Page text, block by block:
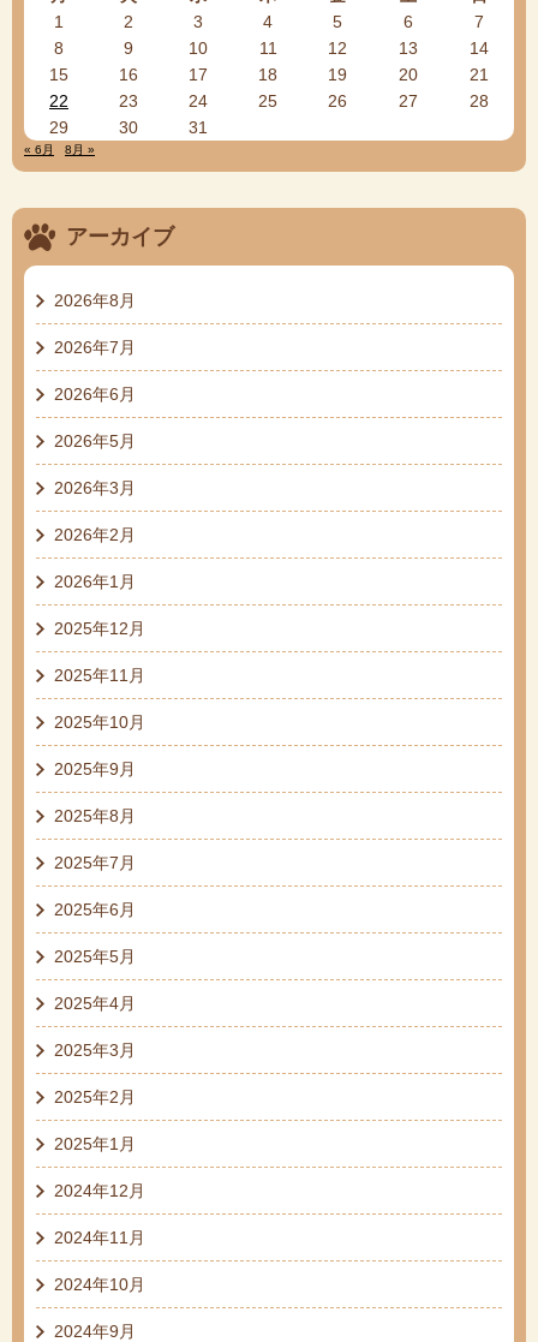
1
2 3 4 5 6
7
8
9 10 11 12 13
14
15
16 17 18 19 20
21
22
23 24 25 26 27
28
29
30 31
« 6月 8月 »
アーカイブ
2026年8月
2026年7月
2026年6月
2026年5月
2026年3月
2026年2月
2026年1月
2025年12月
2025年11月
2025年10月
2025年9月
2025年8月
2025年7月
2025年6月
2025年5月
2025年4月
2025年3月
2025年2月
2025年1月
2024年12月
2024年11月
2024年10月
2024年9月